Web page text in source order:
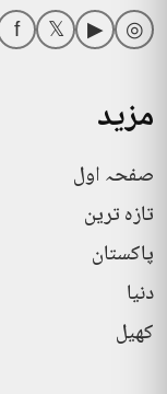
◎
▶
𝕏
f
مزید
صفحہ اول
تازہ ترین
پاکستان
دنیا
کھیل